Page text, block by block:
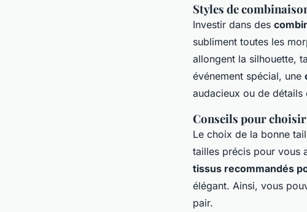
Styles de
Investir dans des
subliment toutes les
allongent la silhouette,
événement spécial, une
audacieux ou de détails
Conseils pour
Le choix de la bonne
tailles précis pour vous
tissus recommandés
élégant. Ainsi, vous
pair.